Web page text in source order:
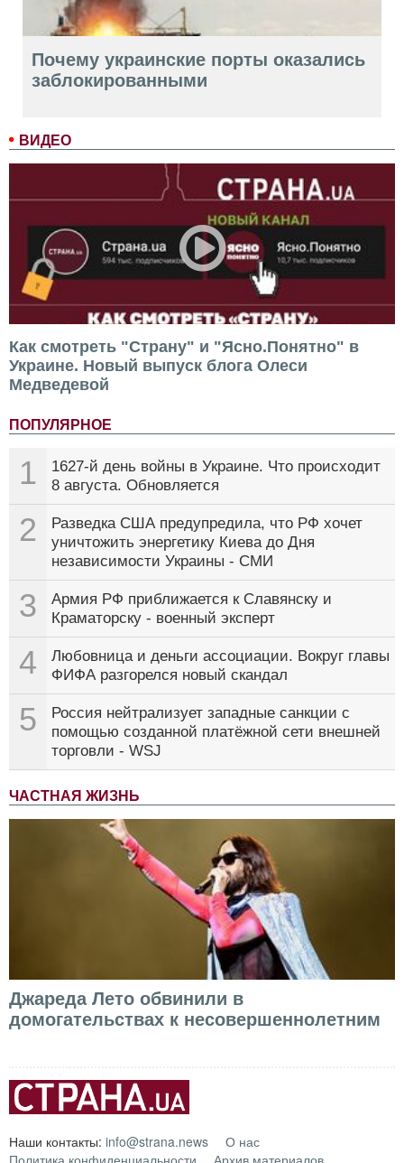
ВИДЕО
Как смотреть "Страну" и "Ясно.Понятно" в
Украине. Новый выпуск блога Олеси
Медведевой
ПОПУЛЯРНОЕ
1
1627-й день войны в Украине. Что происходит
8 августа. Обновляется
2
Разведка США предупредила, что РФ хочет
уничтожить энергетику Киева до Дня
независимости Украины - СМИ
3
Армия РФ приближается к Славянску и
Краматорску - военный эксперт
4
Любовница и деньги ассоциации. Вокруг главы
ФИФА разгорелся новый скандал
5
Россия нейтрализует западные санкции с
помощью созданной платёжной сети внешней
торговли - WSJ
ЧАСТНАЯ ЖИЗНЬ
Джареда Лето обвинили в
домогательствах к несовершеннолетним
Почему украинские порты оказались
заблокированными
Наши контакты: info@strana.news
О нас
Политика конфиденциальности
Архив материалов